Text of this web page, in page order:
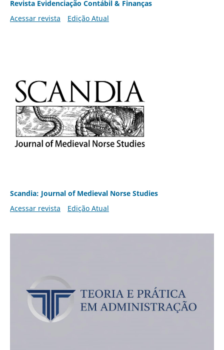
Revista Evidenciação Contábil & Finanças
Acessar revista
Edição Atual
Scandia: Journal of Medieval Norse Studies
Acessar revista
Edição Atual